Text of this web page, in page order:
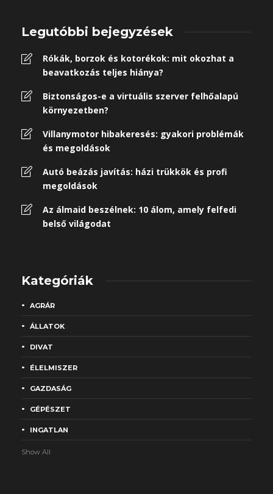
Legutóbbi bejegyzések
Rókák, borzok és kotorékok: mit okozhat a
beavatkozás teljes hiánya?
Biztonságos-e a virtuális szerver felhőalapú
környezetben?
Villanymotor hibakeresés: gyakori problémák
és megoldások
Autó beázás javítás: házi trükkök és profi
megoldások
Az álmaid beszélnek: 10 álom, amely felfedi
belső világodat
Kategóriák
AGRÁR
ÁLLATOK
DIVAT
ÉLELMISZER
GAZDASÁG
GÉPÉSZET
INGATLAN
Show All